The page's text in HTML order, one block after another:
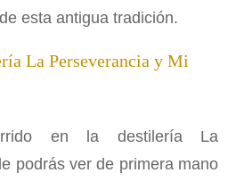
esta antigua tradición.
La Perseverancia y Mi
en la destilería La
podrás ver de primera mano